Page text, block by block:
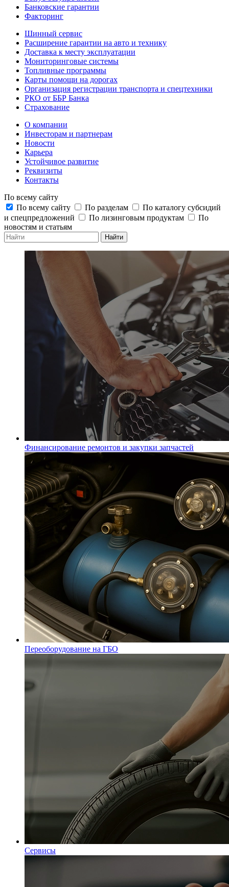
Банковские гарантии
Факторинг
Шинный сервис
Расширение гарантии на авто и технику
Доставка к месту эксплуатации
Мониторинговые системы
Топливные программы
Карты помощи на дорогах
Организация регистрации транспорта и спецтехники
РКО от ББР Банка
Страхование
О компании
Инвесторам и партнерам
Новости
Карьера
Устойчивое развитие
Реквизиты
Контакты
По всему сайту
По всему сайту
По разделам
По каталогу субсидий
и спецпредложений
По лизинговым продуктам
По
новостям и статьям
Найти
Финансирование ремонтов и закупки запчастей
Переоборудование на ГБО
Сервисы